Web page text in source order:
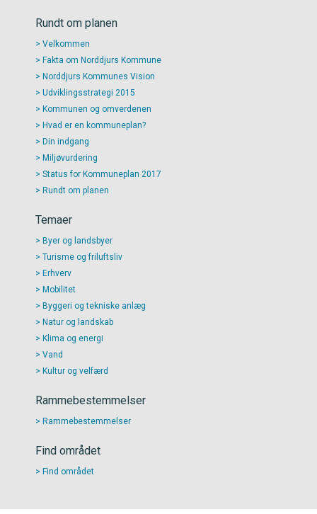
Rundt om planen
Velkommen
Fakta om Norddjurs Kommune
Norddjurs Kommunes Vision
Udviklingsstrategi 2015
Kommunen og omverdenen
Hvad er en kommuneplan?
Din indgang
Miljøvurdering
Status for Kommuneplan 2017
Rundt om planen
Temaer
Byer og landsbyer
Turisme og friluftsliv
Erhverv
Mobilitet
Byggeri og tekniske anlæg
Natur og landskab
Klima og energi
Vand
Kultur og velfærd
Rammebestemmelser
Rammebestemmelser
Find området
Find området